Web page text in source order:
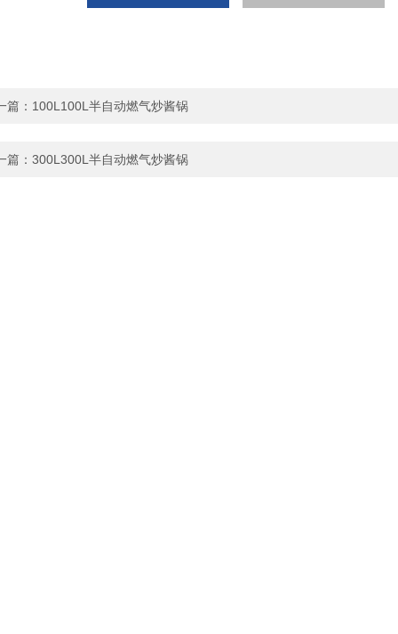
篇： 100L100L半自动燃气炒酱锅
篇： 300L300L半自动燃气炒酱锅